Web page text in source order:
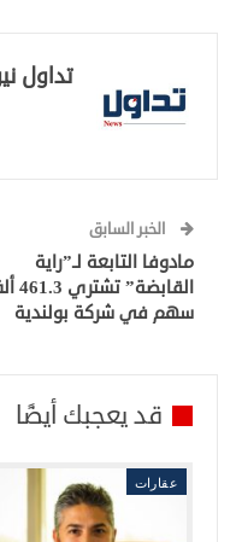
تداول
الخبر السابق
مادوفا التابعة لـ”راية
القابضة”
سهم في شركة بولندية
قد يعجبك أيضًا
عقارات